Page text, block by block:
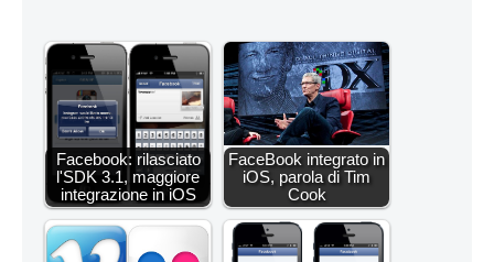
Facebook: rilasciato
l'SDK 3.1, maggiore
integrazione in iOS
FaceBook integrato in
iOS, parola di Tim
Cook